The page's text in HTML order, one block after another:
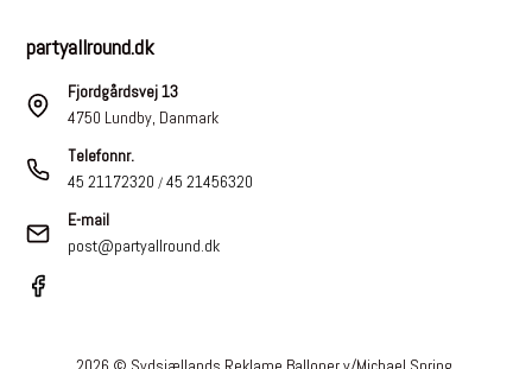
partyallround.dk
Fjordgårdsvej 13
4750 Lundby, Danmark
Telefonnr.
45 21172320 /45 21456320
E-mail
post@partyallround.dk